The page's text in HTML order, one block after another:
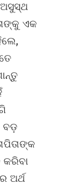
ଅସୁସ୍ଥ
ଏକ
ବଡ଼
କରିବା
ଅର୍ଥ